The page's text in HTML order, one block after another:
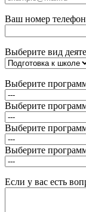
Ваш номер
Выберите вид
Выберите
Выберите
Выберите
Выберите
Если у вас есть